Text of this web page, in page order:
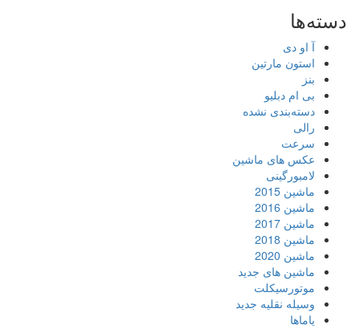
دسته‌ها
آ او دی
استون مارتین
بنز
بی ام دبلیو
دسته‌بندی نشده
رالی
سرعت
عکس های ماشین
لامبورگینی
ماشین 2015
ماشین 2016
ماشین 2017
ماشین 2018
ماشین 2020
ماشین های جدید
موتورسیکلت
وسیله نقلیه جدید
یاماها